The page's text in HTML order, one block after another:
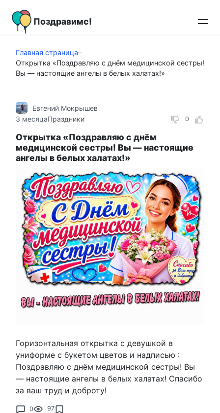
контенту
Поздравимс!
Главная страница–
Открытка «Поздравляю с днём медицинской сестры!
Вы — настоящие ангелы в белых халатах!»
0
Евгений Мокрышев
3 месяцаПраздники
Открытка «Поздравляю с днём
медицинской сестры! Вы — настоящие
ангелы в белых халатах!»
Горизонтальная открытка с девушкой в
униформе с букетом цветов и надписью :
Поздравляю с днём медицинской сестры! Вы
— настоящие ангелы в белых халатах! Спасибо
за ваш труд и доброту!
0 97